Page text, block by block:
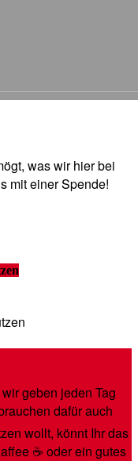
was wir hier bei
mit einer Spende!
geben jeden Tag
dafür auch
wollt, könnt Ihr das
☕️ oder ein gutes